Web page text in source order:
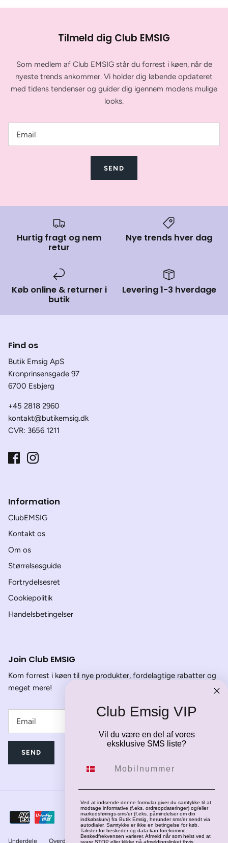
Tilmeld dig Club EMSIG
Som medlem af Club EMSIG står du forrest i køen, når de
nyeste trends ankommer. Vi holder dig løbende opdateret
med tidens tendenser og guider dig igennem modens mulige
looks.
SEND
Hurtig fragt og nem
retur
Nye trends hver dag
Køb online & returner i
butik
Levering 1-3 hverdage
Find os
Butik Emsig ApS
Kronprinsensgade 97
6700 Esbjerg
+45 2818 2960
kontakt@butikemsig.dk
CVR: 3656 1211
Information
ClubEMSIG
Kontakt os
Om os
Størrelsesguide
Fortrydelsesret
Cookiepolitik
Handelsbetingelser
Join Club EMSIG
Kom forrest i køen til nye produkter, fordelagtige rabatter og
meget mere!
SEND
Underdele Overdele Jakker Fodtøj
Club Emsig VIP
Vil du være en del af vores
eksklusive SMS liste?
Ved at indsende denne formular giver du samtykke til at
modtage informative (f.eks. ordreopdateringer) og/eller
markedsførings-sms’er (f.eks. påmindelser om din
indkøbskurv) fra Butik Emsig, herunder sms’er sendt via
autodialer. Samtykke er ikke en betingelse for køb.
Takster for beskeder og data kan forekomme.
Beskedfrekvensen varierer. Afmeld når som helst ved at
svare STOP eller klikke på afmeldingslinket (hvis